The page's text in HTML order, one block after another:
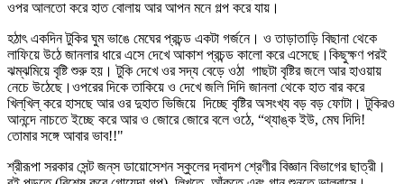
ওপর আলতো করে হাত বোলায় আর আপন মনে গল্প করে যায়।
হঠাৎ একদিন টুকির ঘুম ভাঙে মেঘের প্রচন্ড একটা গর্জনে। ও তাড়াতাড়ি বিছানা থেকে
লাফিয়ে উঠে জানলার ধারে এসে দেখে আকাশ প্রচন্ড কালো করে এসেছে।কিছুক্ষণ পরই
ঝম্‌ঝমিয়ে বৃষ্টি শুরু হয়। টুকি দেখে ওর সদ্য বেড়ে ওঠা গাছটা বৃষ্টির জলে আর হাওয়ায়
নেচে উঠেছে।ওপরের দিকে তাকিয়ে ও দেখে জলি দিদি জানলা থেকে হাত বার করে
খিল্‌খিল্‌ করে হাসছে আর ওর দুহাত ভিজিয়ে দিচ্ছে বৃষ্টির অসংখ্য বড় বড় ফোটা। টুকিরও
আনন্দে নাচতে ইচ্ছে করে আর ও জোরে জোরে বলে ওঠে, “থ্যাঙ্ক ইউ, মেঘ দিদি!
তোমার সঙ্গে আবার ভাব!!"
শ্রীরূপা সরকার সেন্ট জন্‌স ডায়োসেশন স্কুলের দ্বাদশ শ্রেণীর বিজ্ঞান বিভাগের ছাত্রী।